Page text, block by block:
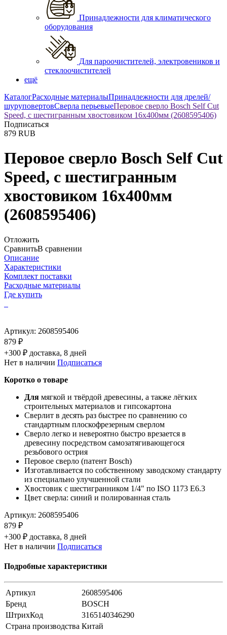
Принадлежности для климатического
оборудования
Для пароочистителей, электровеников и
стеклоочистителей
ещё
КаталогРасходные материалыПринадлежности для дрелей/
шуруповертовСверла перьевыеПеровое сверло Bosch Self Cut
Speed, с шестигранным хвостовиком 16х400мм (2608595406)
Подписаться
879 RUB
Перовое сверло Bosch Self Cut
Speed, с шестигранным
хвостовиком 16х400мм
(2608595406)
Отложить
СравнитьВ сравнении
Описание
Характеристики
Комплект поставки
Расходные материалы
Где купить
Артикул: 2608595406
879 ₽
+300 ₽ доставка, 8 дней
Нет в наличии Подписаться
Коротко о товаре
Для мягкой и твёрдой древесины, а также лёгких
строительных материалов и гипсокартона
Сверлит в десять раз быстрее по сравнению со
стандартным плоскофрезерным сверлом
Сверло легко и невероятно быстро врезается в
древесину посредством самозатягивающегося
резьбового острия
Перовое сверло (патент Bosch)
Изготавливается по собственному заводскому стандарту
из специально улучшенной стали
Хвостовик с шестигранником 1/4" по ISO 1173 E6.3
Цвет сверла: синий и полированная сталь
Артикул: 2608595406
879 ₽
+300 ₽ доставка, 8 дней
Нет в наличии Подписаться
Подробные характеристики
Артикул
2608595406
Бренд
BOSCH
ШтрихКод
3165140346290
Страна производства Китай